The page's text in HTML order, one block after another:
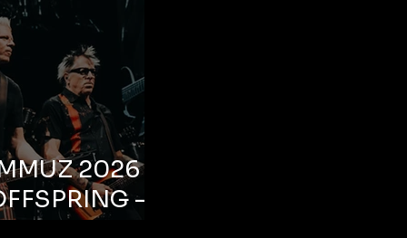
2026 –
–
Life Park